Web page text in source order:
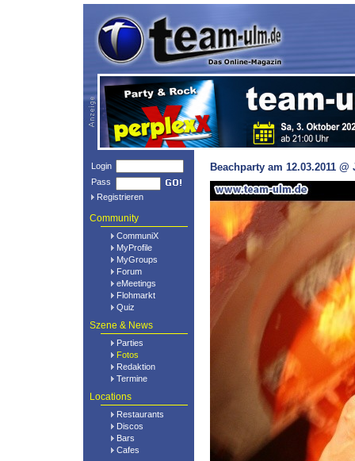
Login
Pass
Registrieren
Community
CommuniX
MyProfile
MyGroups
Forum
eMeetings
Flohmarkt
Quiz
Szene & News
Parties
Fotos
Redaktion
Termine
Locations
Restaurants
Discos
Bars
Cafes
Beachparty am 12.03.2011